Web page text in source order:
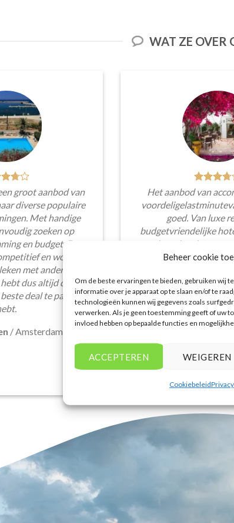
Beheer cookie
Om de beste ervaringen te bieden, gebruiken wij
informatie over je apparaat op te slaan en/of te
technologieën kunnen wij gegevens zoals
verwerken. Als je geen toestemming geeft of uw
invloed hebben op bepaalde functies en
ACCEPTEREN WEIGEREN
Cookiebeleid
WAT ZE OVER
groot aanbod van
diverse populaire
Met handige
zoeken op
en budget. De
en worden
met andere
dus altijd de
deal te pakken
/ Amsterdam
Het aanbod van
goed. Van luxe
budgetvriendelijke
een breed scala aan
zoekfilters maakten
aansluiten bij mijn
budget.
Tim Beukers/